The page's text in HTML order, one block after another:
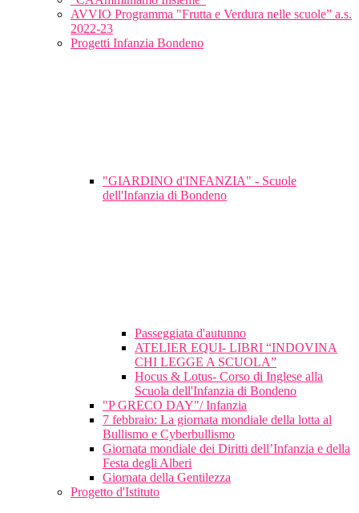
AVVIO Programma "Frutta e Verdura nelle scuole” a.s.
2022-23
Progetti Infanzia Bondeno
"GIARDINO d'INFANZIA" - Scuole
dell'Infanzia di Bondeno
Passeggiata d'autunno
ATELIER EQUI- LIBRI “INDOVINA
CHI LEGGE A SCUOLA”
Hocus & Lotus- Corso di Inglese alla
Scuola dell'Infanzia di Bondeno
"P GRECO DAY"/ Infanzia
7 febbraio: La giornata mondiale della lotta al
Bullismo e Cyberbullismo
Giornata mondiale dei Diritti dell’Infanzia e della
Festa degli Alberi
Giornata della Gentilezza
Progetto d'Istituto